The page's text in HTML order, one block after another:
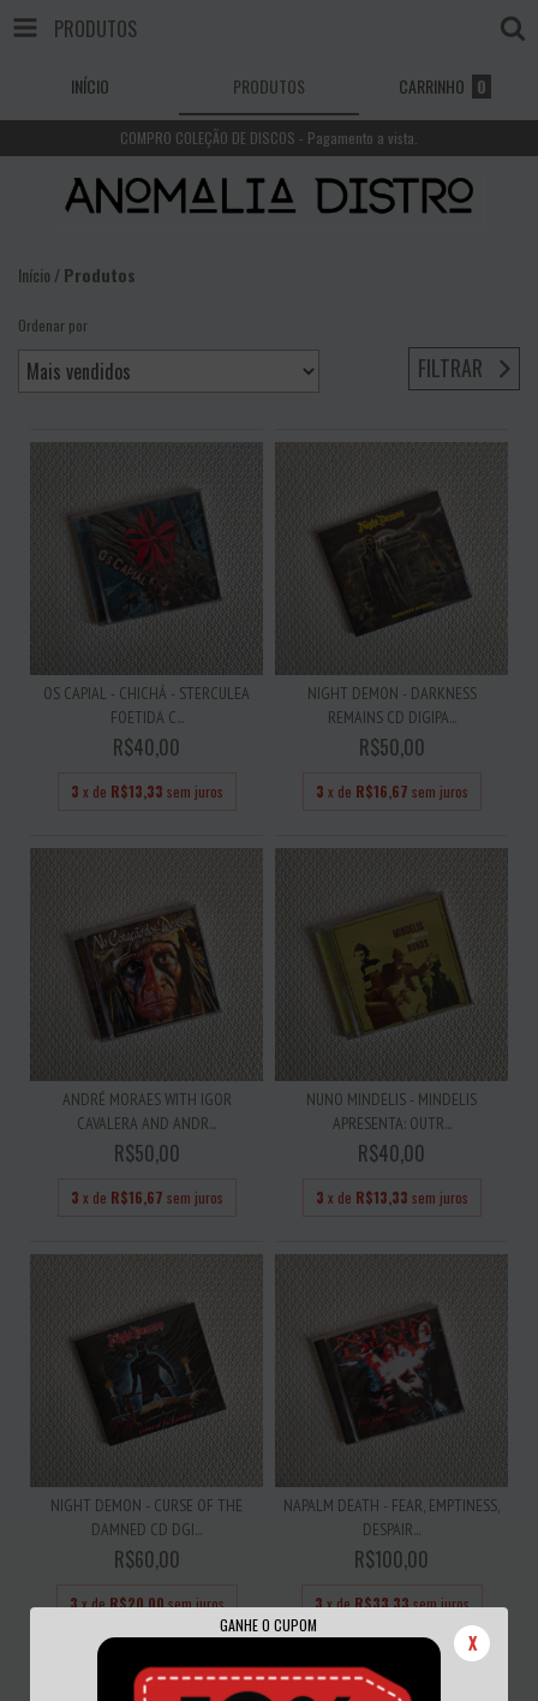
GANHE O CUPOM
X
PRODUTOS
INÍCIO PRODUTOS CARRINHO 0
COMPRO COLEÇÃO DE DISCOS - Pagamento a vista.
Início /Produtos
Ordenar por
FILTRAR
OS CAPIAL - CHICHÁ - STERCULEA
FOETIDA C...
R$40,00
3 x de R$13,33 sem juros
NIGHT DEMON - DARKNESS
REMAINS CD DIGIPA...
R$50,00
3 x de R$16,67 sem juros
ANDRÉ MORAES WITH IGOR
CAVALERA AND ANDR...
R$50,00
3 x de R$16,67 sem juros
NUNO MINDELIS - MINDELIS
APRESENTA: OUTR...
R$40,00
3 x de R$13,33 sem juros
NIGHT DEMON - CURSE OF THE
DAMNED CD DGI...
R$60,00
3x deR$20,00sem juros
NAPALM DEATH - FEAR, EMPTINESS,
DESPAIR...
R$100,00
3x deR$33,33sem juros